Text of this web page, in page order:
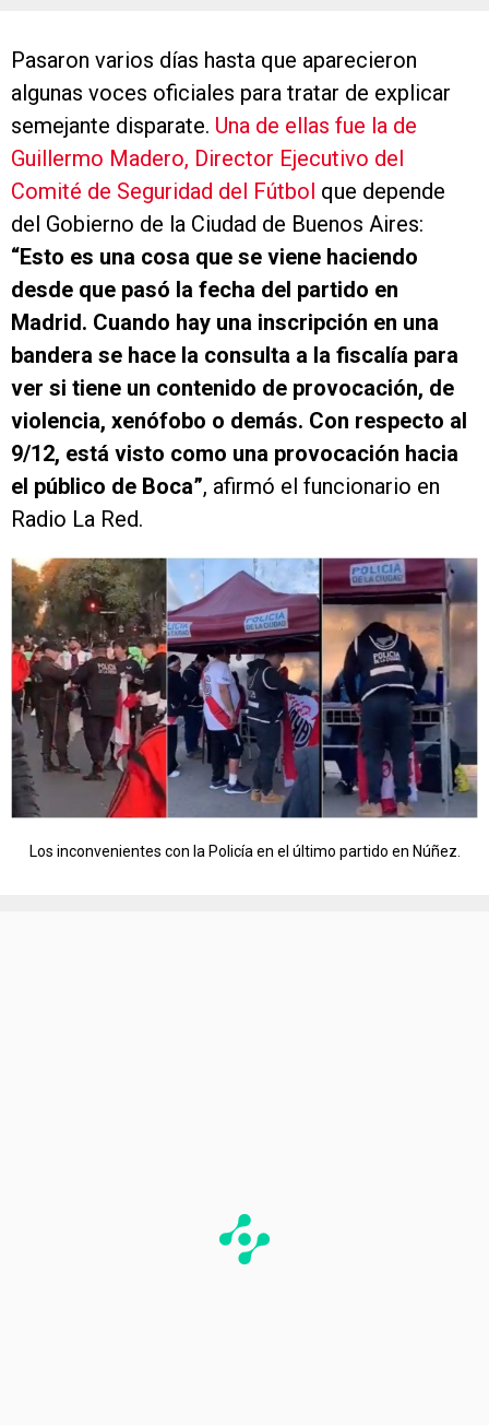
Pasaron varios días hasta que aparecieron
algunas voces oficiales para tratar de explicar
semejante disparate. Una de ellas fue la de
Guillermo Madero, Director Ejecutivo del
Comité de Seguridad del Fútbol que depende
del Gobierno de la Ciudad de Buenos Aires:
“Esto es una cosa que se viene haciendo
desde que pasó la fecha del partido en
Madrid. Cuando hay una inscripción en una
bandera se hace la consulta a la fiscalía para
ver si tiene un contenido de provocación, de
violencia, xenófobo o demás. Con respecto al
9/12, está visto como una provocación hacia
el público de Boca”, afirmó el funcionario en
Radio La Red.
Los inconvenientes con la Policía en el último partido en Núñez.